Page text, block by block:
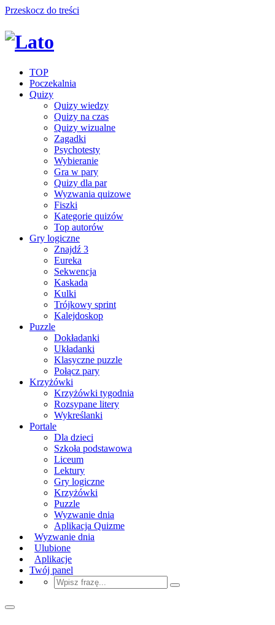
Przeskocz do treści
TOP
Poczekalnia
Quizy
Quizy wiedzy
Quizy na czas
Quizy wizualne
Zagadki
Psychotesty
Wybieranie
Gra w pary
Quizy dla par
Wyzwania quizowe
Fiszki
Kategorie quizów
Top autorów
Gry logiczne
Znajdź 3
Eureka
Sekwencja
Kaskada
Kulki
Trójkowy sprint
Kalejdoskop
Puzzle
Dokładanki
Układanki
Klasyczne puzzle
Połącz pary
Krzyżówki
Krzyżówki tygodnia
Rozsypane litery
Wykreślanki
Portale
Dla dzieci
Szkoła podstawowa
Liceum
Lektury
Gry logiczne
Krzyżówki
Puzzle
Wyzwanie dnia
Aplikacja Quizme
Wyzwanie dnia
Ulubione
Aplikacje
Twój panel